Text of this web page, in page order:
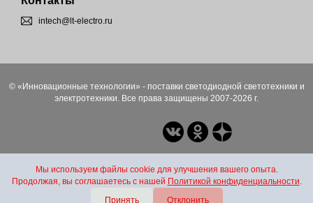
intech@lt-electro.ru
© «Инновационные технологии» - поставки светодиодной светотехники и
электротехники. Все права защищены 2007-2026 г.
Мы используем файлы cookie для улучшения вашего опыта.
Продолжая, вы соглашаетесь с нашей Политикой конфиденциальности.
Принять
Отклонить